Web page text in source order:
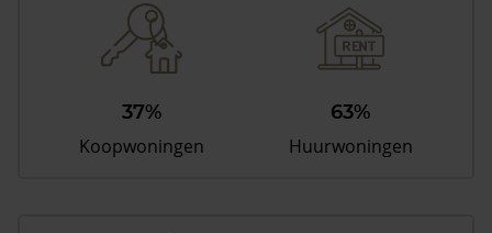
37%
Koopwoningen
63%
Huurwoningen